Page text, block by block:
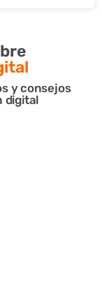
y consejos
digital